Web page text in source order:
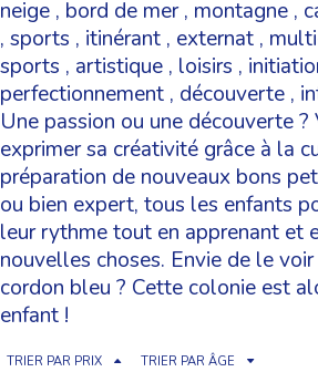
neige , bord de mer, montagne ,
, sports , itinérant , externat ,
sports , artistique , loisirs ,
perfectionnement , découverte ,
Une passion ou une découverte
exprimer sa créativité grâce à la
préparation de nouveaux bons
ou bien expert, tous les enfants
leur rythme tout en apprenant et
nouvelles choses. Envie de le
cordon bleu ? Cette colonie est
enfant !
TRIER PAR PRIX TRIER PAR ÂGE